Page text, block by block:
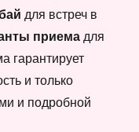
для встреч в
приема для
гарантирует
и только
и подробной